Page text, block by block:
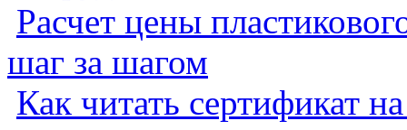
Расчет цены
шаг за шагом
Как читать сертификат